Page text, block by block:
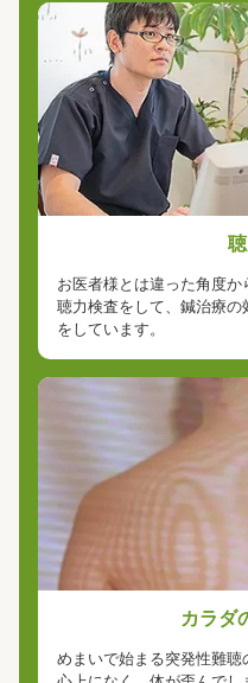
お医者様とは違った角度
聴力検査をして、鍼治療
をしています。
カラダ
めまいで始まる突発性難